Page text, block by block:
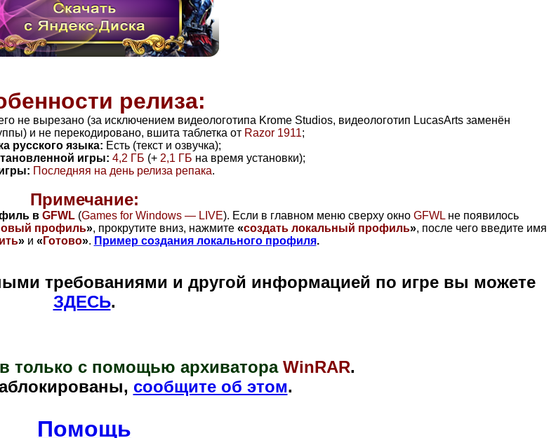
релиза:
не вырезано (за исключением видеологотипа Krome Studios, видеологотип LucasArts заменён
и не перекодировано, вшита таблетка от Razor 1911;
русского языка: Есть (текст и озвучка);
игры: 4,2 ГБ (+ 2,1 ГБ на время установки);
Последняя на день релиза репака.
Примечание:
в GFWL (Games for Windows — LIVE). Если в главном меню сверху окно GFWLне появилось
профиль», прокрутите вниз, нажмите «создать локальный профиль», после чего введите имя
»и « Готово». Пример создания локального профиля.
требованиями и другой информацией по игре вы можете
ЗДЕСЬ.
только с помощью архиватора WinRAR.
сообщите об этом.
Помощь